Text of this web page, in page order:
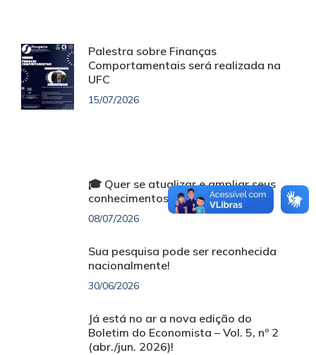
Palestra sobre Finanças
Comportamentais será realizada na
UFC
15/07/2026
🎓 Quer se atualizar e ampliar seus
conhecimentos sem custo?
08/07/2026
Sua pesquisa pode ser reconhecida
nacionalmente!
30/06/2026
Já está no ar a nova edição do
Boletim do Economista – Vol. 5, nº 2
(abr./jun. 2026)!